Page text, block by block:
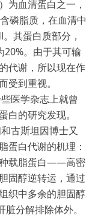
为血清蛋白之一，
磷脂质，在血清中
其蛋白质部分，
20%。由于其可输
代谢，所以现在作
受到重视。
医学杂志上就曾
白的研究发现。
古斯坦因博士又
蛋白代谢的机理：
载脂蛋白——高密
固醇逆转运，通过
织中多余的胆固醇
脏分解排除体外。